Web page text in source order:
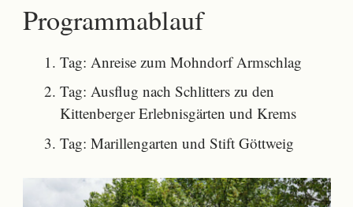
Programmablauf
Tag: Anreise zum Mohndorf Armschlag
Tag: Ausflug nach Schlitters zu den
Kittenberger Erlebnisgärten und Krems
Tag: Marillengarten und Stift Göttweig